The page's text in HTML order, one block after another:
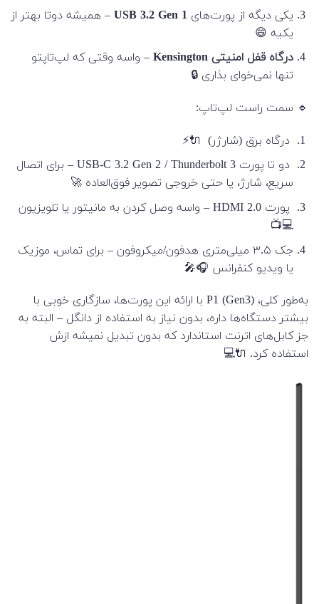
یکی دیگه از پورت‌های USB 3.2 Gen 1– همیشه دوتا بهتر از
یکیه 😄
درگاه قفل امنیتی Kensington
– واسه وقتی که لپ‌تاپتو
تنها نمی‌خوای بذاری 🔒
🔹 سمت راست لپ‌تاپ:
درگاه برق (شارژر) 🔌⚡
دو تا پورت USB-C 3.2 Gen 2 / Thunderbolt 3 – برای اتصال
سریع، شارژ، یا حتی خروجی تصویر فوق‌العاده 🚀
پورت HDMI 2.0 – واسه وصل کردن به مانیتور یا تلویزیون
💻📺
جک ۳.۵ میلی‌متری هدفون/میکروفون – برای تماس، موزیک
یا ویدیو کنفرانس 🎧🎤
به‌طور کلی، P1 (Gen3) با ارائه این پورت‌ها، سازگاری خوبی با
بیشتر دستگاه‌ها داره، بدون نیاز به استفاده از دانگل – البته به
جز کابل‌های اترنت استاندارد که بدون تبدیل نمیشه ازش
استفاده کرد. 🔌💻